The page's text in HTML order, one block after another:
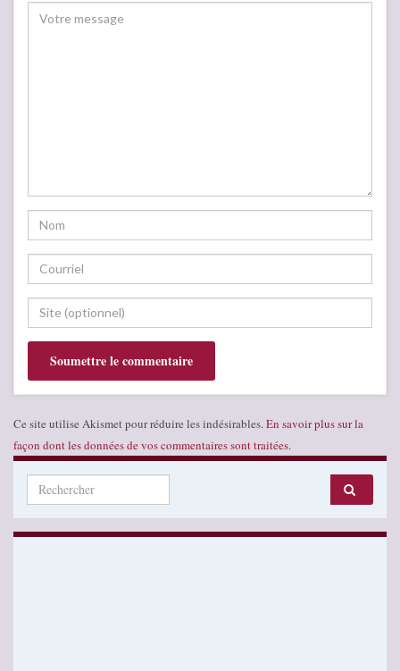
Ce site utilise Akismet pour réduire les indésirables. En savoir plus sur la
façon dont les données de vos commentaires sont traitées.
Search for: